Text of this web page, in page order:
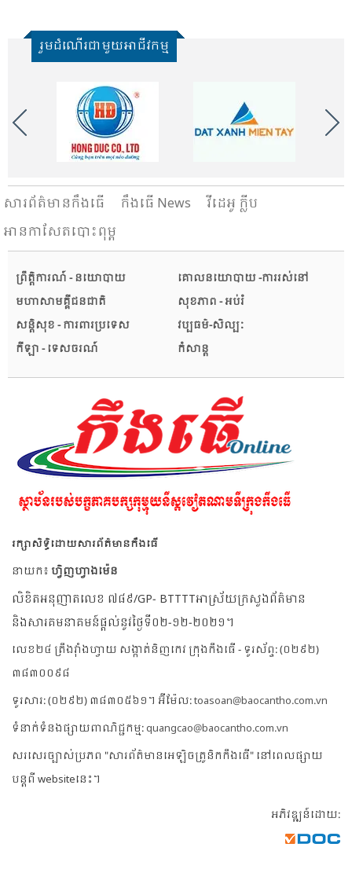
រួមដំណើរជាមួយអាជីវកម្ម
សារ​ព័ត៌មានកឹងធើ កឹងធើ News
វីដេអូ ក្លីប
អានកាសែតបោះពុម្ព
ព្រឹត្តិការណ៍ - នយោបាយ
គោលនយោបាយ -ការរស់នៅ
មហាសាមគ្គីជនជាតិ
សុខភាព - អប់រំ
សន្តិសុខ - ការពារប្រទេស
វប្បធម៌-សិល្បៈ
កីឡា - ទេសចរណ៍
កំសាន្ត
រក្សាសិទ្ធិដោយសារព័ត៌មានកឹងធើ
នាយក៖ ហ្វិញហ្វាងម៉េន
លិខិតអនុញាតលេខ ៧៨៩/GP- BTTTTអាស្រ័យក្រសួងព័ត៌មាន
និងសារគមនាគមន៍ផ្តល់នូវថ្ងៃទី០២-១២-២០២១។
លេខ២៤ ត្រឹងវ៉ាំងហ្វាយ សង្កាត់និញកេវ ក្រុងកឹងធើ - ទូរស័ព្ទ: (០២៩២)
៣៨៣០០៩៨
ទូរសារ: (០២៩២) ៣៨៣០៥៦១។ អ៊ីម៉ែល:toasoan@baocantho.com.vn
ទំនាក់ទំនងផ្សាយពាណិជ្ជកម្ម:quangcao@baocantho.com.vn
សរសេរច្បាស់ប្រភព "សារព័ត៌មានអេឡិចត្រូនិកកឹងធើ" នៅពេលផ្សាយ
បន្តពី websiteនេះ។
អភិវឌ្ឍន៍ដោយ: